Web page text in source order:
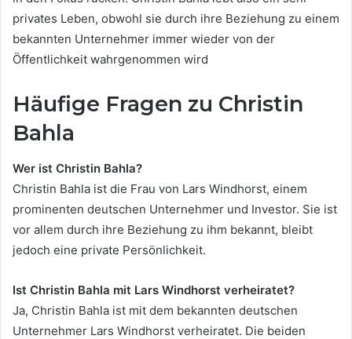
privates Leben, obwohl sie durch ihre Beziehung zu einem
bekannten Unternehmer immer wieder von der
Öffentlichkeit wahrgenommen wird
Häufige Fragen zu Christin
Bahla
Wer ist Christin Bahla?
Christin Bahla ist die Frau von Lars Windhorst, einem
prominenten deutschen Unternehmer und Investor. Sie ist
vor allem durch ihre Beziehung zu ihm bekannt, bleibt
jedoch eine private Persönlichkeit.
Ist Christin Bahla mit Lars Windhorst verheiratet?
Ja, Christin Bahla ist mit dem bekannten deutschen
Unternehmer Lars Windhorst verheiratet. Die beiden